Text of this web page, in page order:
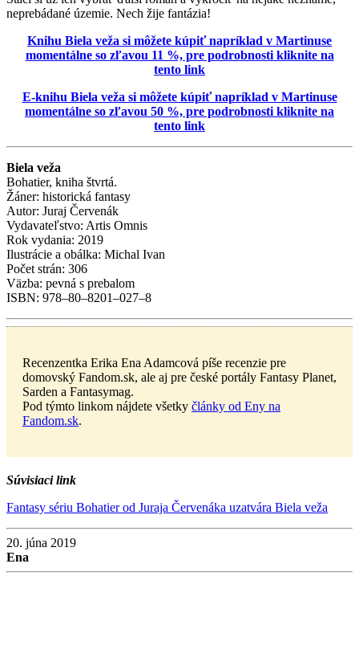
neprebádané územie. Nech žije fantázia!
Knihu Biela veža si môžete kúpiť napríklad v Martinuse
momentálne so zľavou 11 %, pre podrobnosti kliknite na
tento link
E-knihu Biela veža si môžete kúpiť napríklad v Martinuse
momentálne so zľavou 50 %, pre podrobnosti kliknite na
tento link
Biela veža
Bohatier, kniha štvrtá.
Žáner: historická fantasy
Autor: Juraj Červenák
Vydavateľstvo: Artis Omnis
Rok vydania: 2019
Ilustrácie a obálka: Michal Ivan
Počet strán: 306
Väzba: pevná s prebalom
ISBN: 978–80–8201–027–8
Recenzentka Erika Ena Adamcová píše recenzie pre
domovský Fandom.sk, ale aj pre české portály Fantasy Planet,
Sarden a Fantasymag.
Pod týmto linkom nájdete všetky články od Eny na
Fandom.sk.
Súvisiaci link
Fantasy sériu Bohatier od Juraja Červenáka uzatvára Biela veža
20. júna 2019
Ena